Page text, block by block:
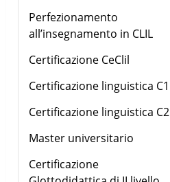
Perfezionamento
all’insegnamento in CLIL
Certificazione CeClil
Certificazione linguistica C1
Certificazione linguistica C2
Master universitario
Certificazione